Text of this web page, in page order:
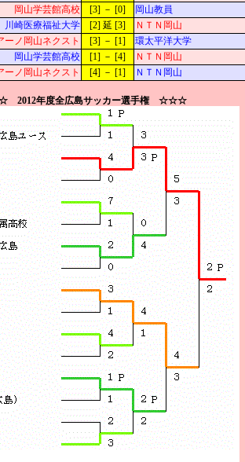
岡山学芸館高校 [3] － [0] 岡山教員
川崎医療福祉大学 [2] 延 [3] ＮＴＮ岡山
ーノ岡山ネクスト [3] － [1] 環太平洋大学
岡山学芸館高校 [1] － [4] ＮＴＮ岡山
ーノ岡山ネクスト [4] － [1] ＮＴＮ岡山
年度全広島サッカー選手権 ☆☆☆